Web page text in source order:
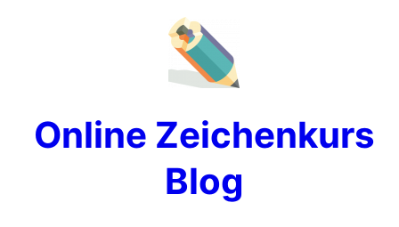
Online Zeichenkurs
Blog